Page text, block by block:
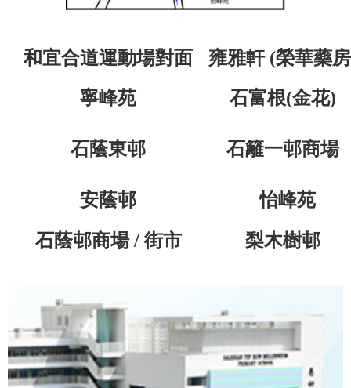
和宜合道運動場對面 雍雅軒(榮華藥房
寧峰苑
石富根(金花)
石蔭東邨 石籬一邨商場
安蔭邨
怡峰苑
石蔭邨商場/ 街市 梨木樹邨